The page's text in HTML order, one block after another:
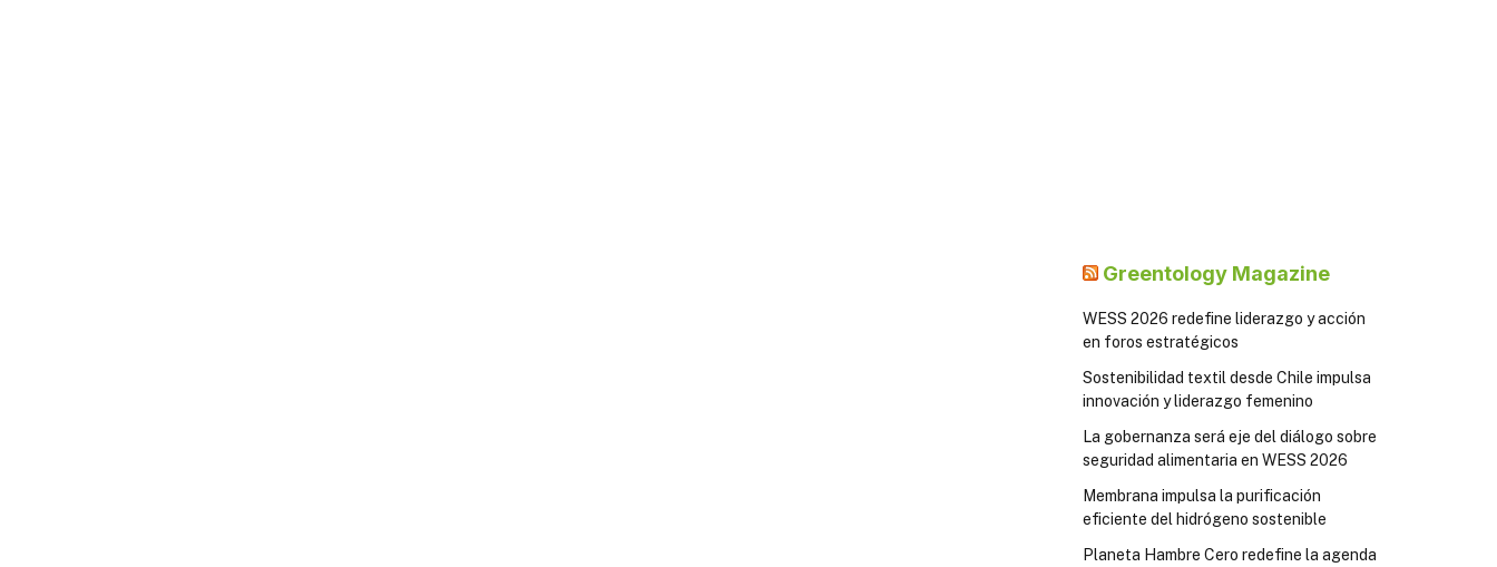
Greentology Magazine
WESS 2026 redefine liderazgo y acción
en foros estratégicos
Sostenibilidad textil desde Chile impulsa
innovación y liderazgo femenino
La gobernanza será eje del diálogo sobre
seguridad alimentaria en WESS 2026
Membrana impulsa la purificación
eficiente del hidrógeno sostenible
Planeta Hambre Cero redefine la agenda